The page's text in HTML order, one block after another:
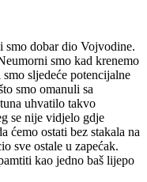
dobar dio Vojvodine.
smo kad krenemo
sljedeće potencijalne
smo omanuli sa
uhvatilo takvo
se nije vidjelo gdje
ćemo ostati bez stakala na
sve ostale u zapećak.
kao jedno baš lijepo